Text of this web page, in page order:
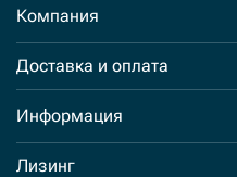
Компания
Доставка и оплата
Информация
Лизинг